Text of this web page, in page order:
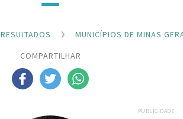
RESULTADOS
MUNICÍPIOS DE MINAS
COMPARTILHAR
PUBLICIDADE